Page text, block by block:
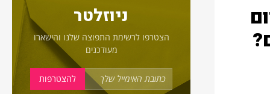
ניוזלטר
הצטרפו לרשימת התפוצה שלנו והישארו
מעודכנים